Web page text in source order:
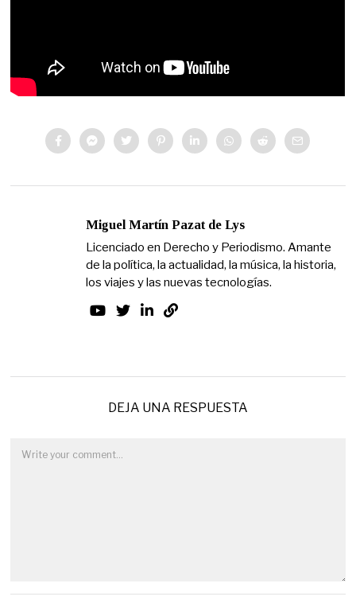
Miguel Martín Pazat de Lys
Licenciado en Derecho y Periodismo. Amante
de la política, la actualidad, la música, la historia,
los viajes y las nuevas tecnologías.
DEJA UNA RESPUESTA